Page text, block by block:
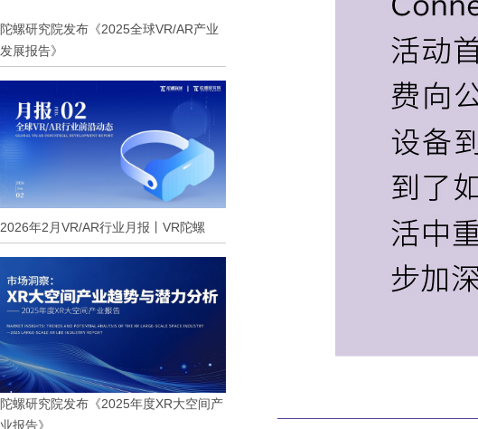
陀螺研究院发布《2025全球VR/AR产业
发展报告》
2026年2月VR/AR行业月报丨VR陀螺
陀螺研究院发布《2025年度XR大空间产
业报告》